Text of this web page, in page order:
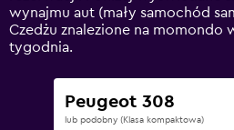
0
to
240.
wynajmu aut (mały samochód
Czedżu znalezione na momondo
tygodnia.
Peugeot 308
lub podobny (Klasa kompaktowa)